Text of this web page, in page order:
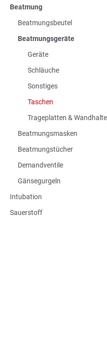
Beatmung
Beatmungsbeutel
Beatmungsgeräte
Geräte
Schläuche
Sonstiges
Taschen
Trageplatten &
Beatmungsmasken
Beatmungstücher
Demandventile
Gänsegurgeln
Intubation
Sauerstoff